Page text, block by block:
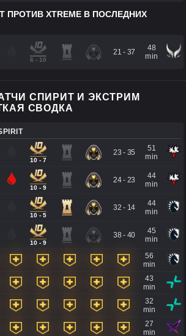
ПРОТИВ XTREME В ПОСЛЕДНИХ
6 - 10
21 - 37
48
min
СПИРИТ И ЭКСТРИМ
СВОДКА
10 - 7
23 - 35
51
min
10 - 9
24 - 23
44
min
10 - 5
32 - 14
44
min
10 - 9
38 - 40
45
min
56
min
43
min
32
min
27
min